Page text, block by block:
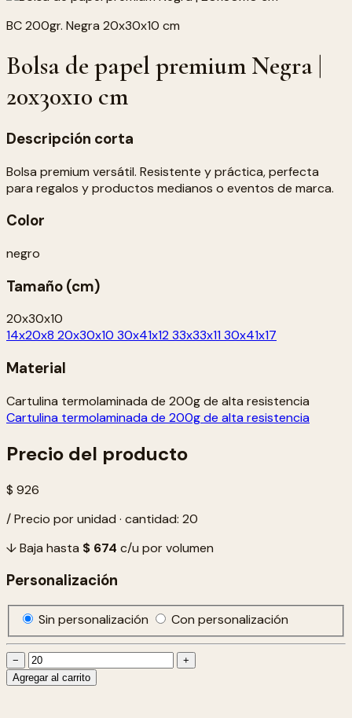
BC 200gr. Negra 20x30x10 cm
Bolsa de papel premium Negra |
20x30x10 cm
Descripción corta
Bolsa premium versátil. Resistente y práctica, perfecta
para regalos y productos medianos o eventos de marca.
Color
negro
Tamaño (cm)
20x30x10
14x20x8 20x30x10 30x41x12 33x33x11 30x41x17
Material
Cartulina termolaminada de 200g de alta resistencia
Cartulina termolaminada de 200g de alta resistencia
Precio del producto
$ 926
/ Precio por unidad · cantidad: 20
↓ Baja hasta $ 674 c/u por volumen
Personalización
Sin personalización Con personalización
−
+
Agregar al carrito